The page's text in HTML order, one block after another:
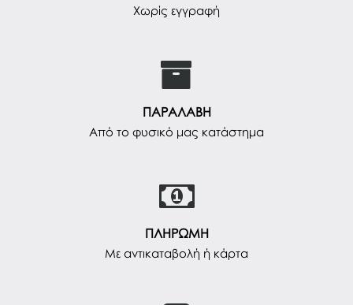
Χωρίς εγγραφή
ΠΑΡΑΛΑΒΗ
Από το φυσικό μας κατάστημα
ΠΛΗΡΩΜΗ
Με αντικαταβολή ή κάρτα